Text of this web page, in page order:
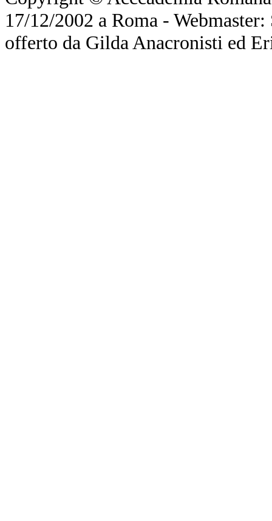
17/12/2002 a Roma -
offerto da Gilda Anacronisti ed